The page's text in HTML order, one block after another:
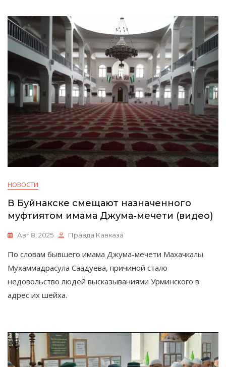
НОВОСТИ
В Буйнакске смещают назначенного
муфтиятом имама Джума-мечети (видео)
Авг 8, 2025 Правда Кавказа
По словам бывшего имама Джума-мечети Махачкалы
Мухаммадрасула Саадуева, причиной стало
недовольство людей высказываниями Урминского в
адрес их шейха.